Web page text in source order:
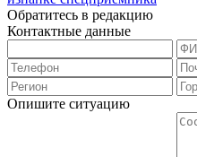
Обратитесь в редакцию
Контактные данные
Опишите ситуацию